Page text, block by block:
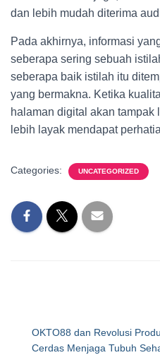
dan lebih mudah diterima
Pada akhirnya, informasi
seberapa sering sebuah
seberapa baik istilah itu
yang bermakna. Ketika
halaman digital akan
lebih layak mendapat
Categories: UNCATEGORIZED
OKTO88 dan Revolusi
Cerdas Menjaga Tubuh